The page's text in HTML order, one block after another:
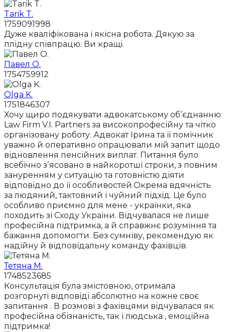
Tarik T.
1759091998
Дуже кваліфікована і якісна робота. Дякую за
плідну співпрацю. Ви кращі.
Павел О.
1754759912
Olga K.
1751846307
Хочу щиро подякувати адвокатському обʼєднанню
Law Firm V.I. Partners за високопрофесійну та чітко
організовану роботу. Адвокат Ірина та її помічник
уважно й оперативно опрацювали мій запит щодо
відновлення пенсійних виплат. Питання було
всебічно зʼясовано в найкоротші строки, з повним
зануренням у ситуацію та готовністю діяти
відповідно до її особливостей.Окрема вдячність
за людяний, тактовний і чуйний підхід. Це було
особливо приємно для мене - українки, яка
походить зі Сходу України. Відчувалася не лише
професійна підтримка, а й справжнє розуміння та
бажання допомогти. Без сумніву, рекомендую як
надійну й відповідальну команду фахівців.
Тетяна М.
1748523685
Консультація була змістовною, отримала
розгорнуті відповіді абсолютно на кожне своє
запитання . В розмові з фахівцями відчувалася як
професійна обізнаність, так і людська , емоційна
підтримка!